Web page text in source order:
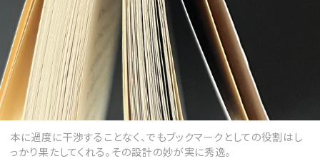
本に過度に干渉することなく、でもブックマークとしての役割はし
っかり果たしてくれる。その設計の妙が実に秀逸。